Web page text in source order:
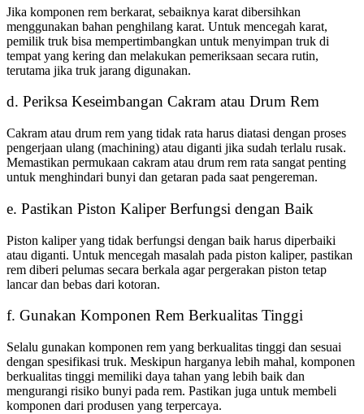
Jika komponen rem berkarat, sebaiknya karat dibersihkan
menggunakan bahan penghilang karat. Untuk mencegah karat,
pemilik truk bisa mempertimbangkan untuk menyimpan truk di
tempat yang kering dan melakukan pemeriksaan secara rutin,
terutama jika truk jarang digunakan.
d. Periksa Keseimbangan Cakram atau Drum Rem
Cakram atau drum rem yang tidak rata harus diatasi dengan proses
pengerjaan ulang (machining) atau diganti jika sudah terlalu rusak.
Memastikan permukaan cakram atau drum rem rata sangat penting
untuk menghindari bunyi dan getaran pada saat pengereman.
e. Pastikan Piston Kaliper Berfungsi dengan Baik
Piston kaliper yang tidak berfungsi dengan baik harus diperbaiki
atau diganti. Untuk mencegah masalah pada piston kaliper, pastikan
rem diberi pelumas secara berkala agar pergerakan piston tetap
lancar dan bebas dari kotoran.
f. Gunakan Komponen Rem Berkualitas Tinggi
Selalu gunakan komponen rem yang berkualitas tinggi dan sesuai
dengan spesifikasi truk. Meskipun harganya lebih mahal, komponen
berkualitas tinggi memiliki daya tahan yang lebih baik dan
mengurangi risiko bunyi pada rem. Pastikan juga untuk membeli
komponen dari produsen yang terpercaya.